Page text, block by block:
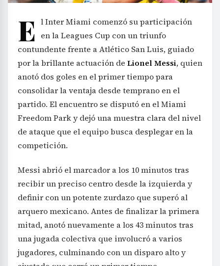
E l Inter Miami comenzó su participación
en la Leagues Cup con un triunfo
contundente frente a Atlético San Luis, guiado
por la brillante actuación de Lionel Messi, quien
anotó dos goles en el primer tiempo para
consolidar la ventaja desde temprano en el
partido. El encuentro se disputó en el Miami
Freedom Park y dejó una muestra clara del nivel
de ataque que el equipo busca desplegar en la
competición.
Messi abrió el marcador a los 10 minutos tras
recibir un preciso centro desde la izquierda y
definir con un potente zurdazo que superó al
arquero mexicano. Antes de finalizar la primera
mitad, anotó nuevamente a los 43 minutos tras
una jugada colectiva que involucró a varios
jugadores, culminando con un disparo alto y